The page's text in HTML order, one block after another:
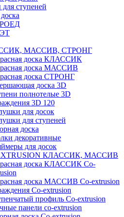
ступеней
МАССИВ, СТРОНГ
доска КЛАССИК
доска МАССИВ
доска СТРОНГ
доска 3D
полнотелые 3D
3D 120
для досок
для ступеней
доска
декоративные
для досок
КЛАССИК, МАССИВ
доска КЛАССИК Co-
доска МАССИВ Co-extrusion
Co-extrusion
профиль Co-extrusion
панели co-extrusion